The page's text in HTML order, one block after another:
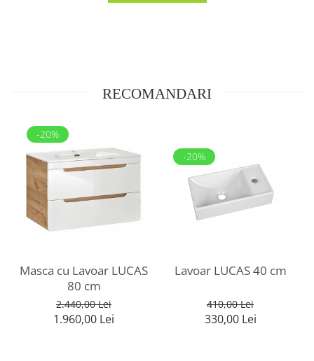
RECOMANDARI
-20%
Masca cu Lavoar LUCAS
80 cm
2.440,00 Lei
1.960,00 Lei
-20%
Lavoar LUCAS 40 cm
410,00 Lei
330,00 Lei